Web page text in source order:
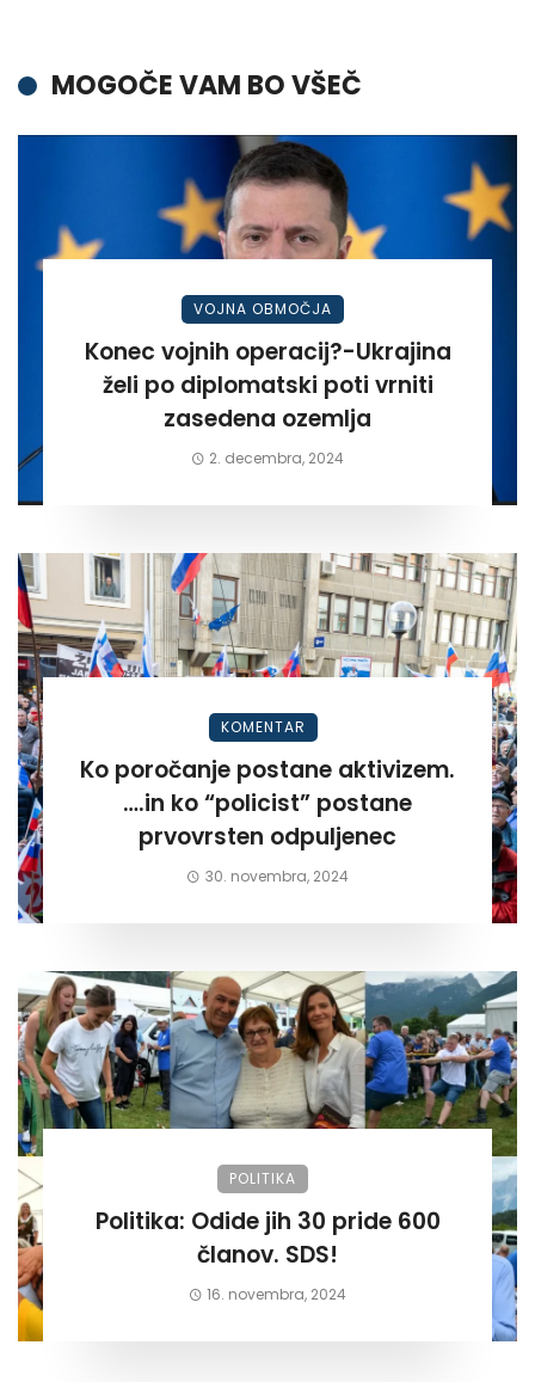
MOGOČE VAM BO VŠEČ
VOJNA OBMOČJA
Konec vojnih operacij?-Ukrajina
želi po diplomatski poti vrniti
zasedena ozemlja
2. decembra, 2024
KOMENTAR
Ko poročanje postane aktivizem.
….in ko “policist” postane
prvovrsten odpuljenec
30. novembra, 2024
POLITIKA
Politika: Odide jih 30 pride 600
članov. SDS!
16. novembra, 2024